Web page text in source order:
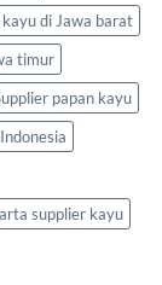
di Jawa barat
timur
papan kayu
supplier kayu